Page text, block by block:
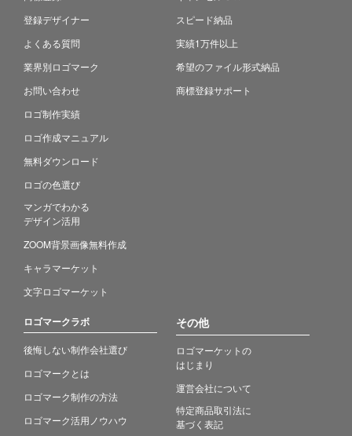
登録デザイナー
よくある質問
業界別ロゴマーク
お問い合わせ
ロゴ制作実績
ロゴ作成マニュアル
無料ダウンロード
ロゴの色選び
マンガでわかる
デザイン活用
ZOOM背景画像無料作成
キャラマーケット
文字ロゴマーケット
スピード納品
実績1万件以上
希望のファイル形式納品
商標登録サポート
ロゴマークラボ
後悔しない制作会社選び
ロゴマークとは
ロゴマーク制作の方法
ロゴマーク活用ノウハウ
その他
ロゴマーケットの
はじまり
運営会社について
特定商品取引法に
基づく表記